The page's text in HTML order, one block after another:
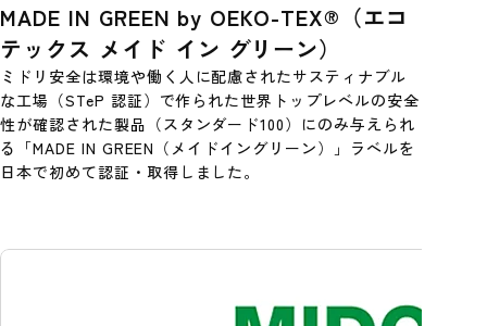
MADE IN GREEN by OEKO-TEX®（エコ
テックス メイド イン グリーン）
ミドリ安全は環境や働く人に配慮されたサスティナブル
な工場（STeP 認証）で作られた世界トップレベルの安全
性が確認された製品（スタンダード100）にのみ与えられ
る「MADE IN GREEN（メイドイングリーン）」ラベルを
日本で初めて認証・取得しました。